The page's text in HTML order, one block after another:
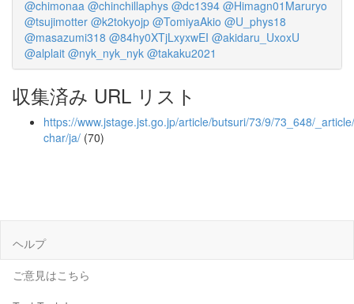
@chimonaa @chinchillaphys @dc1394 @Himagn01Maruryo
@tsujimotter @k2tokyojp @TomiyaAkio @U_phys18
@masazumi318 @84hy0XTjLxyxwEI @akidaru_UxoxU
@alplait @nyk_nyk_nyk @takaku2021
収集済み URL リスト
https://www.jstage.jst.go.jp/article/butsuri/73/9/73_648/
char/ja/ (70)
ヘルプ
ご意見はこちら